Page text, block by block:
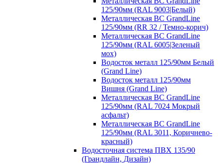
125/90мм (RAL 9003|Белый)
Металлическая ВС GrandLine
125/90мм (RR 32 / Темно-корич)
Металлическая ВС GrandLine
125/90мм (RAL 6005|Зеленый
мох)
Водосток металл 125/90мм Белый
(Grand Line)
Водосток металл 125/90мм
Вишня (Grand Line)
Металлическая ВС GrandLine
125/90мм (RAL 7024 Мокрый
асфальт)
Металлическая ВС GrandLine
125/90мм (RAL 3011, Коричнево-
красный)
Водосточная система ПВХ 135/90
(Грандлайн, Дизайн)